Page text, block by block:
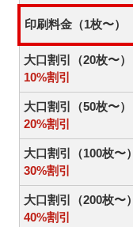
印刷料金（1枚〜）
大口割引（20枚〜）
10%割引
大口割引（50枚〜）
20%割引
大口割引（100枚〜）
30%割引
大口割引（200枚〜）
40%割引